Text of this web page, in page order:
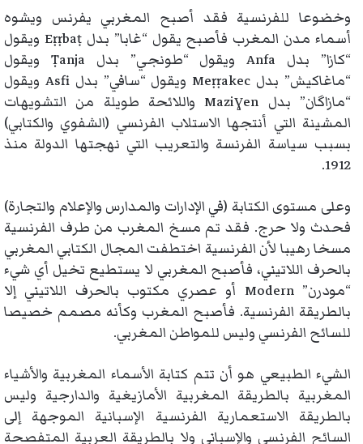
وخضوعا للفرنسية فقد أصبح المغربي يفرنس ويشوه
أسماء مدن المغرب فأصبح يقول “غابا” بدل Eṛṛbaṭ ويقول
“كازا” بدل Anfa ويقول “طونجي” بدل Ṭanja ويقول
“ماغاكيش” بدل Meṛṛakec ويقول “سافي” بدل Asfi ويقول
“مازاگان” بدل Maziɣen واللائحة طويلة من التشويهات
المشينة التي أنتجها الاستلاب الفرنسي (الشفوي والكتابي)
بسبب سياسة الفرنسة والتعريب التي نهجتها الدولة منذ
1912.
وعلى مستوى الكتابة (في الإدارات والمدارس والإعلام والتجارة)
فحدث ولا حرج. فقد تم مسخ المغرب من طرف الفرنسية
مسخا رهيبا لأن الفرنسية اختطفت المجال الكتابي المغربي
بالحرف اللاتيني، فأصبح المغربي لا يستطيع تخيل أي شيء
“مودرن” Modern أو عصري مكتوب بالحرف اللاتيني إلا
بالطريقة الفرنسية. فأصبح المغرب وكأنه مصمم خصيصا
للسائح الفرنسي وليس للمواطن المغربي.
الشيء الطبيعي هو أن تتم كتابة الأسماء المغربية والأشياء
المغربية بالطريقة المغربية الأمازيغية والدارجية وليس
بالطريقة الاستعمارية الفرنسية الإسبانية الموجهة إلى
السائح الفرنسي والإسباني ولا بالطريقة العربية المتفصحة